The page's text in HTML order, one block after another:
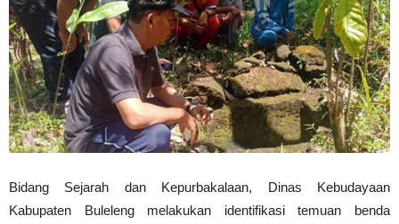
Bidang Sejarah dan Kepurbakalaan, Dinas Kebudayaan
Kabupaten Buleleng melakukan identifikasi temuan benda